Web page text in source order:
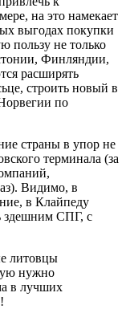
на это намекает
выгодах покупки
пользу не только
Финляндии,
расширять
строить новый в
по
страны в упор не
терминала (за
Видимо, в
в Клайпеду
здешним СПГ, с
литовцы
нужно
в лучших